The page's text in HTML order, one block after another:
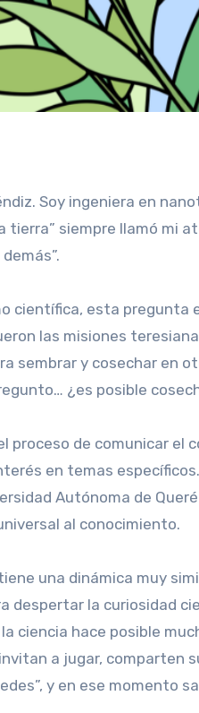
Soy ingeniera en
tierra” siempre llamó mi
científica, esta pregunta
las misiones
sembrar y cosechar en
¿es posible
proceso de comunicar
en temas
Autónoma de
al conocimiento.
una dinámica muy
despertar la curiosidad
ciencia hace posible
a jugar, comparten
y en ese momento